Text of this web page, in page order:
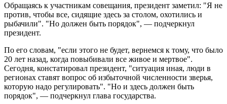
Обращаясь к участникам совещания, президент заметил: "Я не
против, чтобы все, сидящие здесь за столом, охотились и
рыбачили". "Но должен быть порядок", — подчеркнул
президент.
По его словам, "если этого не будет, вернемся к тому, что было
20 лет назад, когда повыбивали все живое и мертвое".
Сегодня, констатировал президент, "ситуация иная, люди в
регионах ставят вопрос об избыточной численности зверья,
которую надо регулировать". "Но и здесь должен быть
порядок", — подчеркнул глава государства.